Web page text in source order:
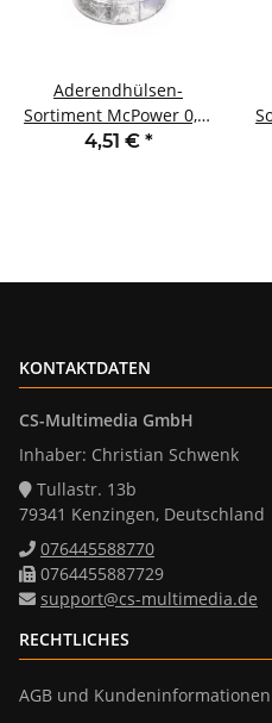
Aderendhülsen-
Sortiment McPower 0,5-
2,5mm² isoliert
4,51 € *
KONTAKTDATEN
CS-Multimedia GmbH
Inhaber: Christian Schwenk
Tullastr. 13b
79341 Kenzingen, Deutschland
076445588770
0764455887729
support@cs-multimedia.de
RECHTLICHES
AGB und Kundeninformationen